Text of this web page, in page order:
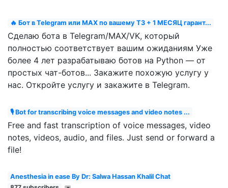
🔥 Бот в Telegram или MAX по вашему ТЗ + 1 МЕСЯЦ гарант...
Сделаю бота в Telegram/MAX/VK, который
полностью соответствует вашим ожиданиям Уже
более 4 лет разрабатываю ботов на Python — от
простых чат-ботов... Закажите похожую услугу у
нас. Откройте услугу и закажите в Telegram.
🎙 Bot for transcribing voice messages and video notes ...
Free and fast transcription of voice messages, video
notes, videos, audio, and files. Just send or forward a
file!
Anesthesia in ease By Dr: Salwa Hassan Khalil Chat